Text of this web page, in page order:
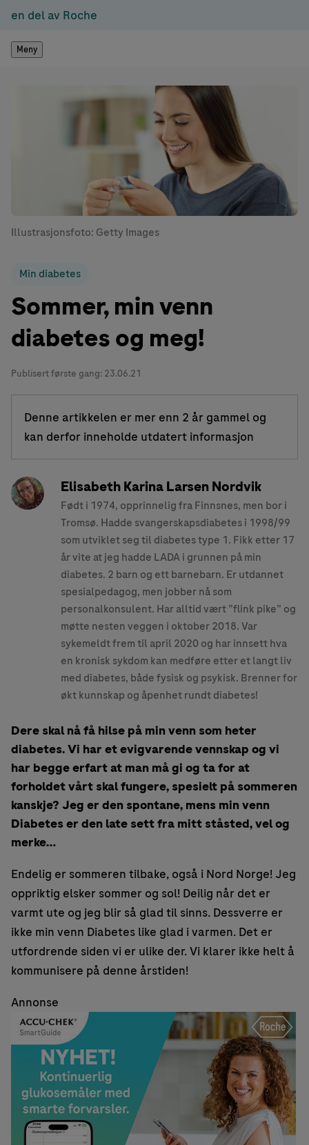
en del av Roche
Meny
Illustrasjonsfoto: Getty Images
Min diabetes
Sommer, min venn
diabetes og meg!
Publisert første gang: 23.06.21
Denne artikkelen er mer enn 2 år gammel og
kan derfor inneholde utdatert informasjon
Elisabeth Karina Larsen Nordvik
Født i 1974, opprinnelig fra Finnsnes, men bor i
Tromsø. Hadde svangerskapsdiabetes i 1998/99
som utviklet seg til diabetes type 1. Fikk etter 17
år vite at jeg hadde LADA i grunnen på min
diabetes. 2 barn og ett barnebarn. Er utdannet
spesialpedagog, men jobber nå som
personalkonsulent. Har alltid vært ”flink pike” og
møtte nesten veggen i oktober 2018. Var
sykemeldt frem til april 2020 og har innsett hva
en kronisk sykdom kan medføre etter et langt liv
med diabetes, både fysisk og psykisk. Brenner for
økt kunnskap og åpenhet rundt diabetes!
Dere skal nå få hilse på min venn som heter
diabetes. Vi har et evigvarende vennskap og vi
har begge erfart at man må gi og ta for at
forholdet vårt skal fungere, spesielt på sommeren
kanskje? Jeg er den spontane, mens min venn
Diabetes er den late sett fra mitt ståsted, vel og
merke…
Endelig er sommeren tilbake, også i Nord Norge! Jeg
oppriktig elsker sommer og sol! Deilig når det er
varmt ute og jeg blir så glad til sinns. Dessverre er
ikke min venn Diabetes like glad i varmen. Det er
utfordrende siden vi er ulike der. Vi klarer ikke helt å
kommunisere på denne årstiden!
Annonse